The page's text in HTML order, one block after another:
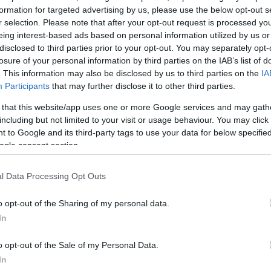
for targeted advertising by us, please use the below opt-out
selection. Please note that after your opt-out request is processed
interest-based ads based on personal information utilized by us
to third parties prior to your opt-out. You may separately
of your personal information by third parties on the IAB’s list of
This information may also be disclosed by us to third parties on the
Participants that may further disclose it to other third parties.
that this website/app uses one or more Google services and may
but not limited to your visit or usage behaviour. You may
to Google and its third-party tags to use your data for below
consent section.
Data Processing Opt Outs
opt-out of the Sharing of my personal data.
opt-out of the Sale of my Personal Data.
2000 /
Υποβολή σχολίου
από reCAPTCHA, ισχύουνΠολιτική Απορρήτου&Όροι Χρήσηςτης
Αθλητικά
το Νewsit.gr στο